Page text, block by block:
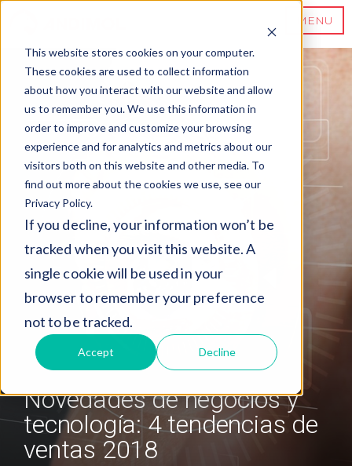
This website stores cookies on your computer.
These cookies are used to collect information
about how you interact with our website and allow
us to remember you. We use this information in
order to improve and customize your browsing
experience and for analytics and metrics about our
visitors both on this website and other media. To
find out more about the cookies we use, see our
Privacy Policy.
If you decline, your information won’t be
tracked when you visit this website. A
single cookie will be used in your
browser to remember your preference
not to be tracked.
Accept Decline
MENU
Novedades de negocios y
tecnología: 4 tendencias de
ventas 2018